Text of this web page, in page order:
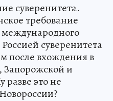
суверенитета.
требование
суверенитета
после вхождения в
Запорожской и
разве это не